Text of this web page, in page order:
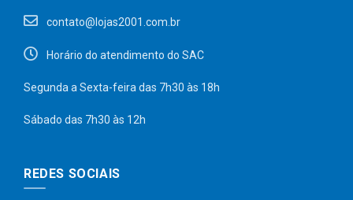
contato@lojas2001.com.br
Horário do atendimento do SAC
Segunda a Sexta-feira das 7h30 às 18h
Sábado das 7h30 às 12h
REDES SOCIAIS